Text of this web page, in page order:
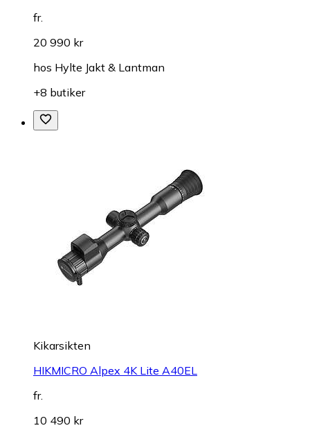
fr.
20 990 kr
hos Hylte Jakt & Lantman
+8 butiker
Kikarsikten
HIKMICRO Alpex 4K Lite A40EL
fr.
10 490 kr